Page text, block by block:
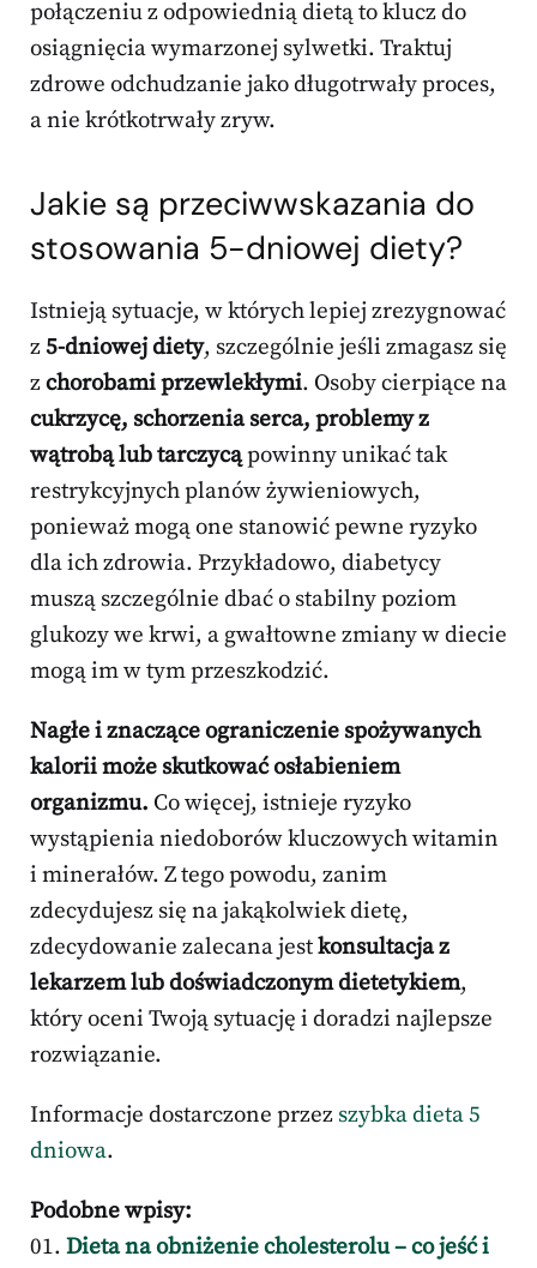
połączeniu z odpowiednią dietą to klucz do
osiągnięcia wymarzonej sylwetki. Traktuj
zdrowe odchudzanie jako długotrwały proces,
a nie krótkotrwały zryw.
Jakie są przeciwwskazania do
stosowania 5-dniowej diety?
Istnieją sytuacje, w których lepiej zrezygnować
z5-dniowej diety, szczególnie jeśli zmagasz się
zchorobami przewlekłymi. Osoby cierpiące na
cukrzycę, schorzenia serca, problemy z
wątrobą lub tarczycąpowinny unikać tak
restrykcyjnych planów żywieniowych,
ponieważ mogą one stanowić pewne ryzyko
dla ich zdrowia. Przykładowo, diabetycy
muszą szczególnie dbać o stabilny poziom
glukozy we krwi, a gwałtowne zmiany w diecie
mogą im w tym przeszkodzić.
Nagłe i znaczące ograniczenie spożywanych
kalorii może skutkować osłabieniem
organizmu. Co więcej, istnieje ryzyko
wystąpienia niedoborów kluczowych witamin
i minerałów. Z tego powodu, zanim
zdecydujesz się na jakąkolwiek dietę,
zdecydowanie zalecana jestkonsultacja z
lekarzem lub doświadczonym dietetykiem,
który oceni Twoją sytuację i doradzi najlepsze
rozwiązanie.
Informacje dostarczone przez szybka dieta 5
dniowa.
Podobne wpisy:
Dieta na obniżenie cholesterolu – co jeść i